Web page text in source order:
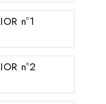
nº1
nº2